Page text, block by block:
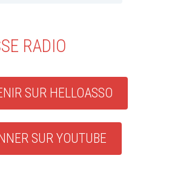
RADIO
SUR HELLOASSO
SUR YOUTUBE